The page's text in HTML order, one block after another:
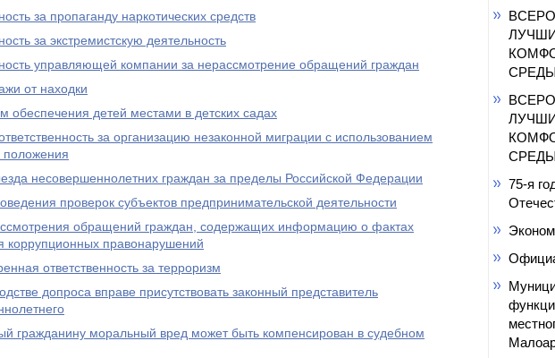
за пропаганду наркотических средств
за экстремистскую деятельность
управляющей компании за нерассмотрение обращений граждан
от находки
обеспечения детей местами в детских садах
за организацию незаконной миграции с использованием
положения
несовершеннолетних граждан за пределы Российской Федерации
проверок субъектов предпринимательской деятельности
обращений граждан, содержащих информацию о фактах
коррупционных правонарушений
ответственность за терроризм
допроса вправе присутствовать законный представитель
гражданину моральный вред может быть компенсирован в судебном
СРЕДЫ
СРЕДЫ
75-я